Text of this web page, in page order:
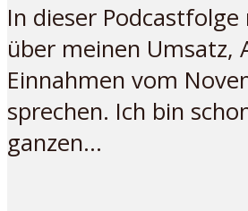
In dieser
über meinen Umsatz,
Einnahmen vom
sprechen. Ich bin
ganzen...